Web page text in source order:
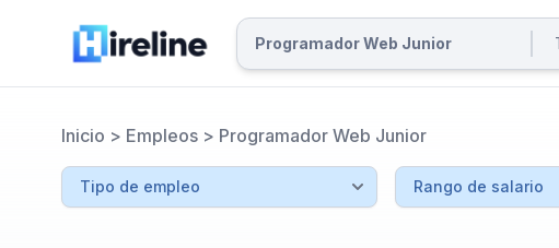
Inicio > Empleos > Programador Web Junior